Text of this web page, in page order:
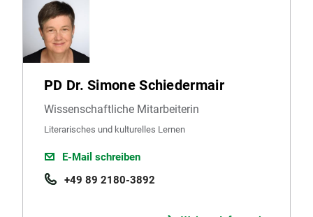
PD Dr. Simone Schiedermair
Wissenschaftliche Mitarbeiterin
Literarisches und kulturelles Lernen
E-Mail schreiben
+49 89 2180-3892